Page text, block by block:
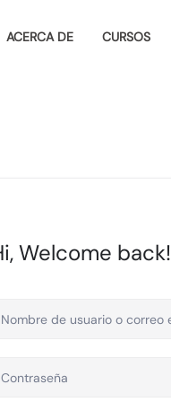
ACERCA DE CURSOS
Welcome back!